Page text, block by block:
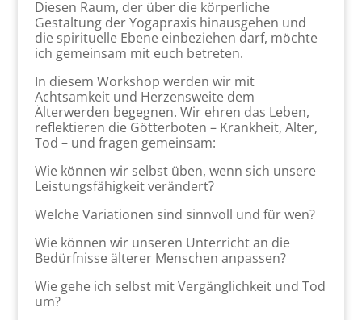
Diesen Raum, der über die körperliche
Gestaltung der Yogapraxis hinausgehen und
die spirituelle Ebene einbeziehen darf, möchte
ich gemeinsam mit euch betreten.
In diesem Workshop werden wir mit
Achtsamkeit und Herzensweite dem
Älterwerden begegnen. Wir ehren das Leben,
reflektieren die Götterboten – Krankheit, Alter,
Tod – und fragen gemeinsam:
Wie können wir selbst üben, wenn sich unsere
Leistungsfähigkeit verändert?
Welche Variationen sind sinnvoll und für wen?
Wie können wir unseren Unterricht an die
Bedürfnisse älterer Menschen anpassen?
Wie gehe ich selbst mit Vergänglichkeit und Tod
um?